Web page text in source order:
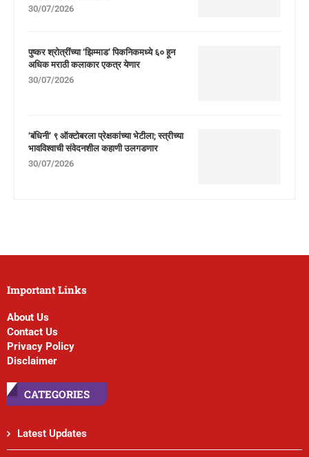
30/07/2026
पुष्कर श्रोत्रींच्या ‘झिम्माड’ पिकनिकमध्ये ६० हून
अधिक मराठी कलाकार एकत्र येणार
30/07/2026
‘बंधिनी’ ९ ऑक्टोबरला प्रेक्षकांच्या भेटीला; स्त्रीच्या
भावविश्वाची संवेदनशील कहाणी उलगडणार
30/07/2026
Important Links
About Us
Contact Us
Privacy Policy
Disclaimer
CATEGORIES
Latest Updates